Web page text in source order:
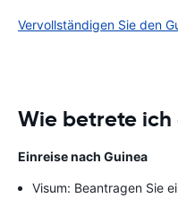
Vervollständigen Sie den
Wie betrete ich
Einreise nach Guinea
Visum: Beantragen Sie